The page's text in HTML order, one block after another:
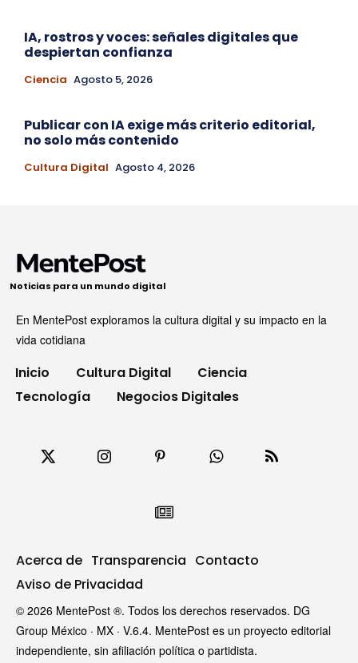
IA, rostros y voces: señales digitales que
despiertan confianza
Ciencia Agosto 5, 2026
Publicar con IA exige más criterio editorial,
no solo más contenido
Cultura Digital Agosto 4, 2026
Noticias para un mundo digital
En MentePost exploramos la cultura digital y su impacto en la
vida cotidiana
Inicio Cultura Digital
Ciencia
Tecnología
Negocios Digitales
Acerca de Transparencia Contacto
Aviso de Privacidad
© 2026 MentePost ®. Todos los derechos reservados. DG
Group México · MX · V.6.4. MentePost es un proyecto editorial
independiente, sin afiliación política o partidista.